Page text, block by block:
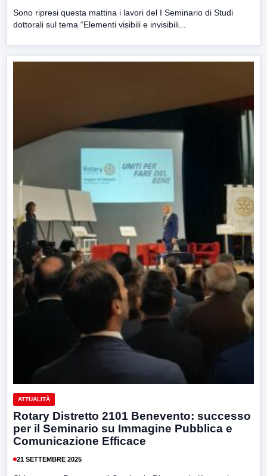
Sono ripresi questa mattina i lavori del I Seminario di Studi
dottorali sul tema “Elementi visibili e invisibili...
ATTUALITÀ
Rotary Distretto 2101 Benevento: successo
per il Seminario su Immagine Pubblica e
Comunicazione Efficace
21 SETTEMBRE 2025